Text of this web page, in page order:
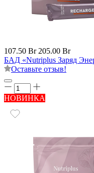
107.50 Br 205.00 Br
БАД «Nutriplus Заряд
Оставьте отзыв!
НОВИНКА